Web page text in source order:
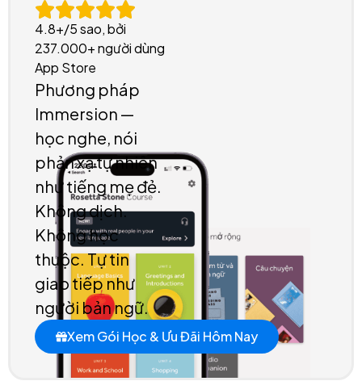
4.8+/5 sao, bởi
237.000+ người dùng
App Store
Phương pháp
Immersion —
học nghe, nói
phản xạ tự nhiên
như tiếng mẹ đẻ.
Không dịch.
Không học
thuộc. Tự tin
giao tiếp như
người bản ngữ.
Xem Gói Học & Ưu Đãi Hôm Nay